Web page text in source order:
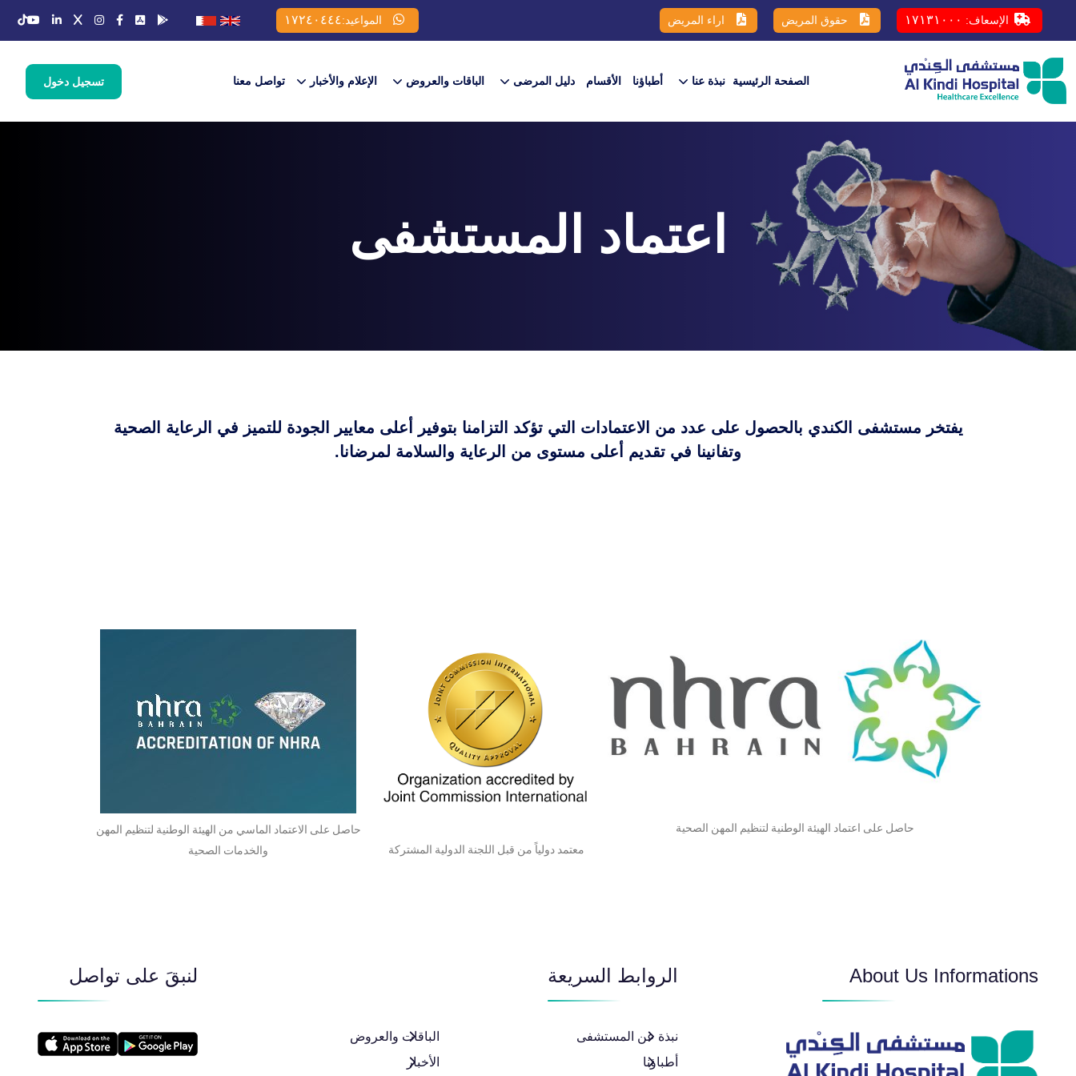
الإسعاف: ١٧١٣١٠٠٠ حقوق المريض اراء المريض المواعيد:١٧٢٤٠٤٤٤
الصفحة الرئيسية نبذة عنا أطباؤنا الأقسام دليل المرضى الباقات والعروض​ الإعلام والأخبار تواصل معنا تسجيل دخول
اعتماد المستشفى
يفتخر مستشفى الكندي بالحصول على عدد من الاعتمادات التي تؤكد التزامنا بتوفير أعلى معايير الجودة للتميز في الرعاية الصحية
وتفانينا في تقديم أعلى مستوى من الرعاية والسلامة لمرضانا.​
حاصل على اعتماد الهيئة الوطنية لتنظيم المهن الصحية​
معتمد دولياً من قبل اللجنة الدولية المشتركة ​
حاصل على الاعتماد الماسي من الهيئة الوطنية لتنظيم المهن
والخدمات الصحية
About Us Informations الروابط السريعة
نبذة عن المستشفى
أطباؤنا
الباقات والعروض​
الأخبار
لنبقَ على تواصل